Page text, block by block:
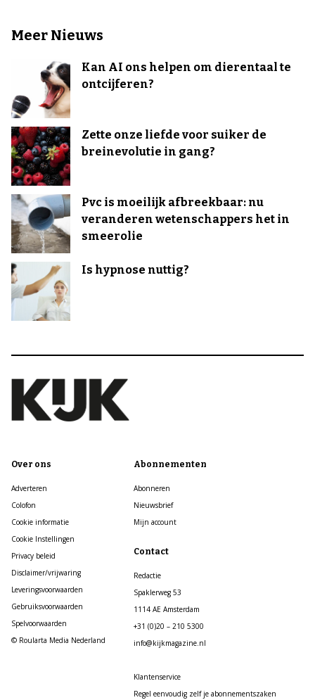
Meer Nieuws
Kan AI ons helpen om dierentaal te
ontcijferen?
Zette onze liefde voor suiker de
breinevolutie in gang?
Pvc is moeilijk afbreekbaar: nu
veranderen wetenschappers het in
smeerolie
Is hypnose nuttig?
Over ons
Adverteren
Colofon
Cookie informatie
Cookie Instellingen
Privacy beleid
Disclaimer/vrijwaring
Leveringsvoorwaarden
Gebruiksvoorwaarden
Spelvoorwaarden
© Roularta Media Nederland
Abonnementen
Abonneren
Nieuwsbrief
Mijn account
Contact
Redactie
Spaklerweg 53
1114 AE Amsterdam
+31 (0)20 – 210 5300
info@kijkmagazine.nl
Klantenservice
Regel eenvoudig zelf je abonnementszaken